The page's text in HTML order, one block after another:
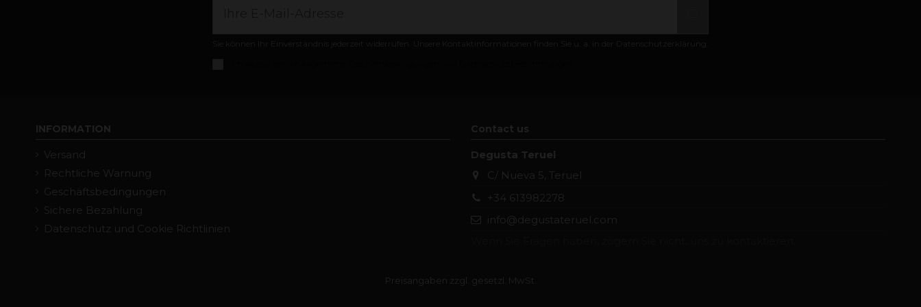
INFORMATION
Versand
Rechtliche Warnung
Geschäftsbedingungen
Sichere Bezahlung
Datenschutz und Cookie Richtlinien
Contact us
Degusta Teruel
C/ Nueva 5, Teruel
+34 613982278
info@degustateruel.com
Preisangaben zzgl. gesetzl. MwSt.